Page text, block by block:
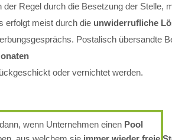
der Regel durch die Besetzung der Stelle,
erfolgt meist durch die unwiderrufliche
Postalisch übersandte
oder vernichtet werden.
wenn Unternehmen einen Pool